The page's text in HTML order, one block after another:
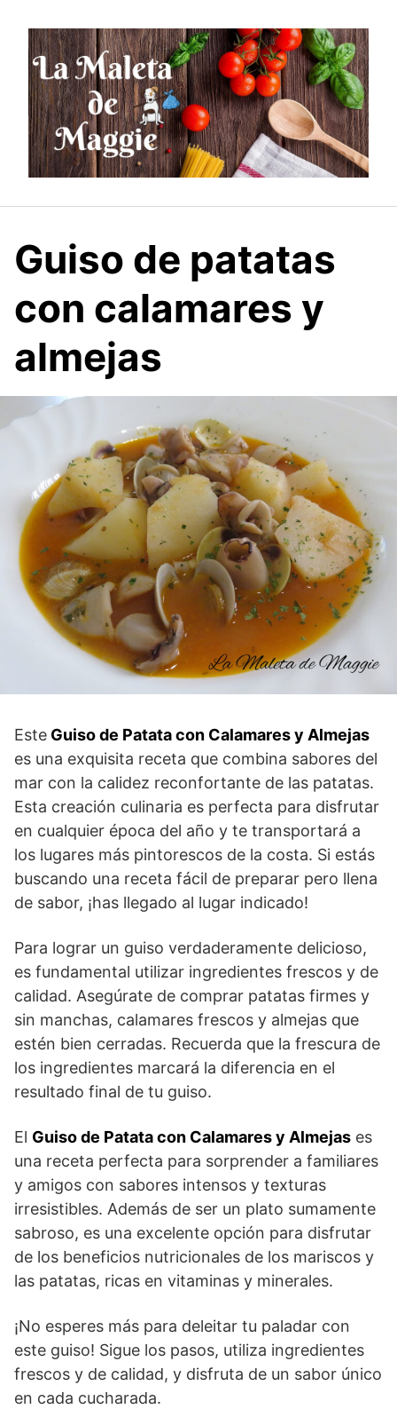
contenido
Guiso de patatas
con calamares y
almejas
Este Guiso de Patata con Calamares y Almejas
es una exquisita receta que combina sabores del
mar con la calidez reconfortante de las patatas.
Esta creación culinaria es perfecta para disfrutar
en cualquier época del año y te transportará a
los lugares más pintorescos de la costa. Si estás
buscando una receta fácil de preparar pero llena
de sabor, ¡has llegado al lugar indicado!
Para lograr un guiso verdaderamente delicioso,
es fundamental utilizar ingredientes frescos y de
calidad. Asegúrate de comprar patatas firmes y
sin manchas, calamares frescos y almejas que
estén bien cerradas. Recuerda que la frescura de
los ingredientes marcará la diferencia en el
resultado final de tu guiso.
El Guiso de Patata con Calamares y Almejas es
una receta perfecta para sorprender a familiares
y amigos con sabores intensos y texturas
irresistibles. Además de ser un plato sumamente
sabroso, es una excelente opción para disfrutar
de los beneficios nutricionales de los mariscos y
las patatas, ricas en vitaminas y minerales.
¡No esperes más para deleitar tu paladar con
este guiso! Sigue los pasos, utiliza ingredientes
frescos y de calidad, y disfruta de un sabor único
en cada cucharada.